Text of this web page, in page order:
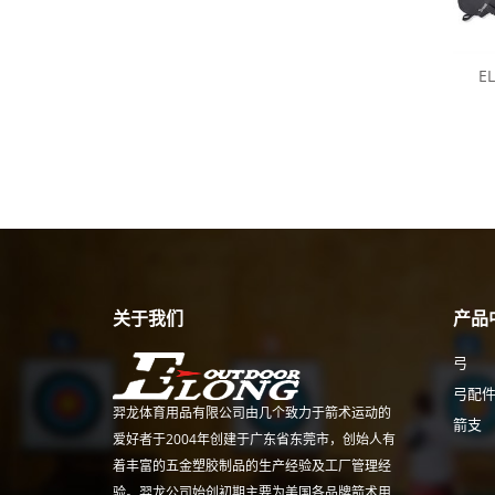
关于我们
羿龙体育用品有限公司由几个致力于箭术运动的
爱好者于2004年创建于广东省东莞市，创始人有
着丰富的五金塑胶制品的生产经验及工厂管理经
产品
弓
弓配件
箭支